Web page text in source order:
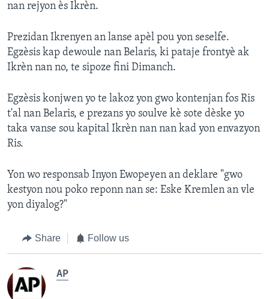
nan rejyon ès Ikrèn.
Prezidan Ikrenyen an lanse apèl pou yon seselfe.
Egzèsis kap dewoule nan Belaris, ki pataje frontyè ak
Ikrèn nan no, te sipoze fini Dimanch.
Egzèsis konjwen yo te lakoz yon gwo kontenjan fos Ris
t'al nan Belaris, e prezans yo soulve kè sote dèske yo
taka vanse sou kapital Ikrèn nan nan kad yon envazyon
Ris.
Yon wo responsab Inyon Ewopeyen an deklare "gwo
kestyon nou poko reponn nan se: Eske Kremlen an vle
yon diyalog?"
Share Follow us
AP